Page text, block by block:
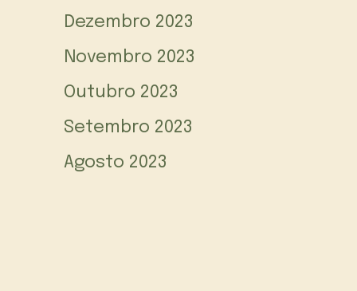
Dezembro 2023
Novembro 2023
Outubro 2023
Setembro 2023
Agosto 2023